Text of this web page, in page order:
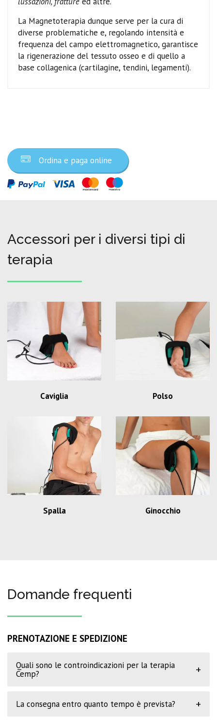
La Magnetoterapia dunque serve per la cura di
diverse problematiche e, regolando intensità e
frequenza del campo elettromagnetico, garantisce
la rigenerazione del tessuto osseo e di quello a
base collagenica (cartilagine, tendini, legamenti).
Ordina e paga online
Accessori per i diversi tipi di
terapia
Caviglia Polso
Spalla Ginocchio
Domande frequenti
PRENOTAZIONE E SPEDIZIONE
Quali sono le controindicazioni per la terapia
Cemp?
+
La consegna entro quanto tempo è prevista? +